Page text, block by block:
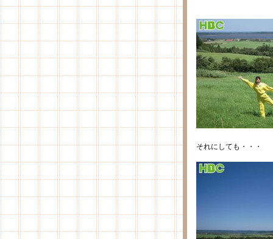
それにしても・・・